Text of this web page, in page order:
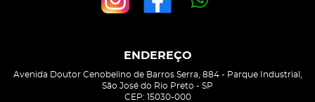
ENDEREÇO
Avenida Doutor Cenobelino de Barros Serra, 884- Parque Industrial,
São José do Rio Preto - SP
CEP: 15030-000